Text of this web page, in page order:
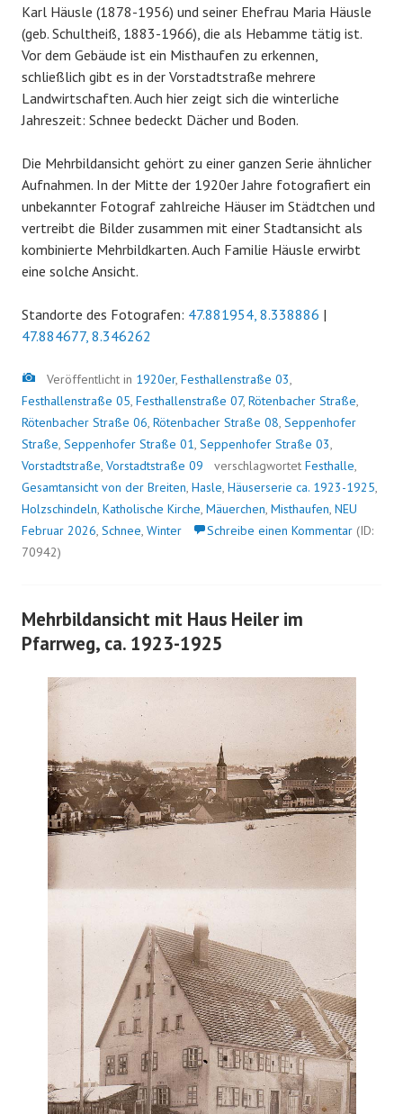
Karl Häusle (1878-1956) und seiner Ehefrau Maria Häusle
(geb. Schultheiß, 1883-1966), die als Hebamme tätig ist.
Vor dem Gebäude ist ein Misthaufen zu erkennen,
schließlich gibt es in der Vorstadtstraße mehrere
Landwirtschaften. Auch hier zeigt sich die winterliche
Jahreszeit: Schnee bedeckt Dächer und Boden.
Die Mehrbildansicht gehört zu einer ganzen Serie ähnlicher
Aufnahmen. In der Mitte der 1920er Jahre fotografiert ein
unbekannter Fotograf zahlreiche Häuser im Städtchen und
vertreibt die Bilder zusammen mit einer Stadtansicht als
kombinierte Mehrbildkarten. Auch Familie Häusle erwirbt
eine solche Ansicht.
Standorte des Fotografen: 47.881954, 8.338886 |
47.884677, 8.346262
Bild
Veröffentlicht in 1920er, Festhallenstraße 03,
Festhallenstraße 05, Festhallenstraße 07, Rötenbacher Straße,
Rötenbacher Straße 06, Rötenbacher Straße 08, Seppenhofer
Straße, Seppenhofer Straße 01, Seppenhofer Straße 03,
Vorstadtstraße, Vorstadtstraße 09 verschlagwortet Festhalle,
Gesamtansicht von der Breiten, Hasle, Häuserserie ca. 1923-1925,
Holzschindeln, Katholische Kirche, Mäuerchen, Misthaufen, NEU
Februar 2026, Schnee, Winter Schreibe einen Kommentar (ID:
70942)
Mehrbildansicht mit Haus Heiler im
Pfarrweg, ca. 1923-1925